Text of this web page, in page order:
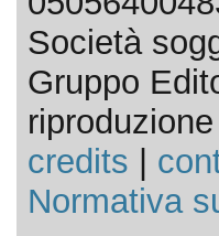
Società
Gruppo
credits
Normativa